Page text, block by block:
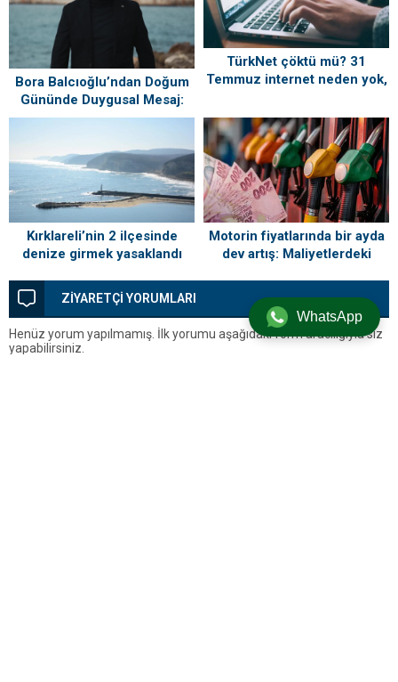
Bora Balcıoğlu’ndan Doğum
Gününde Duygusal Mesaj:
“Silivri’mi Çok Özlüyorum”
TürkNet çöktü mü? 31
Temmuz internet neden yok,
Kırklareli’nin 2 ilçesinde
denize girmek yasaklandı
Motorin fiyatlarında bir ayda
dev artış: Maliyetlerdeki
ZİYARETÇİ YORUMLARI
Henüz yorum yapılmamış. İlk yorumu aşağıdaki form aracılığıyla siz
yapabilirsiniz.
WhatsApp